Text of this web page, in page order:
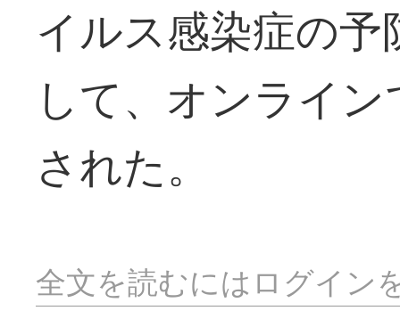
イルス感染症の
して、オンライ
された。
全文を読むにはログイン